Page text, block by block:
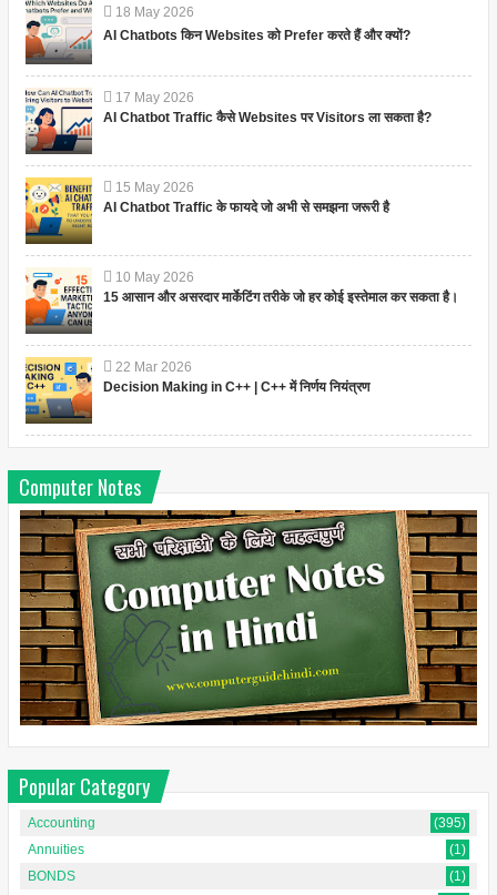
18 May 2026
AI Chatbots किन Websites को Prefer करते हैं और क्यों?
17 May 2026
AI Chatbot Traffic कैसे Websites पर Visitors ला सकता है?
15 May 2026
AI Chatbot Traffic के फायदे जो अभी से समझना जरूरी है
10 May 2026
15 आसान और असरदार मार्केटिंग तरीके जो हर कोई इस्तेमाल कर सकता है।
22 Mar 2026
Decision Making in C++ | C++ में निर्णय नियंत्रण
Computer Notes
Popular Category
Accounting
(395)
Annuities
(1)
BONDS
(1)